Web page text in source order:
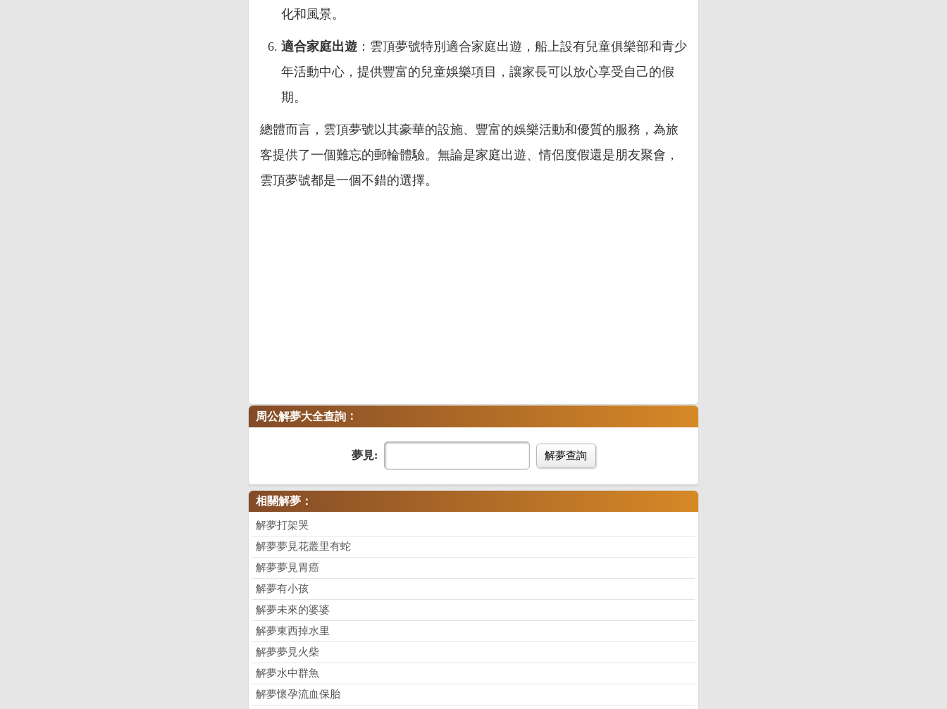
化和風景。
適合家庭出遊 ：雲頂夢號特別適合家庭出遊，船上設有兒童俱樂部和青少
年活動中心，提供豐富的兒童娛樂項目，讓家長可以放心享受自己的假
期。
總體而言，雲頂夢號以其豪華的設施、豐富的娛樂活動和優質的服務，為旅
客提供了一個難忘的郵輪體驗。無論是家庭出遊、情侶度假還是朋友聚會，
雲頂夢號都是一個不錯的選擇。
周公解夢大全查詢 ：
夢見: 解夢查詢
相關解夢：
解夢打架哭
解夢夢見花叢里有蛇
解夢夢見胃癌
解夢有小孩
解夢未來的婆婆
解夢東西掉水里
解夢夢見火柴
解夢水中群魚
解夢懷孕流血保胎